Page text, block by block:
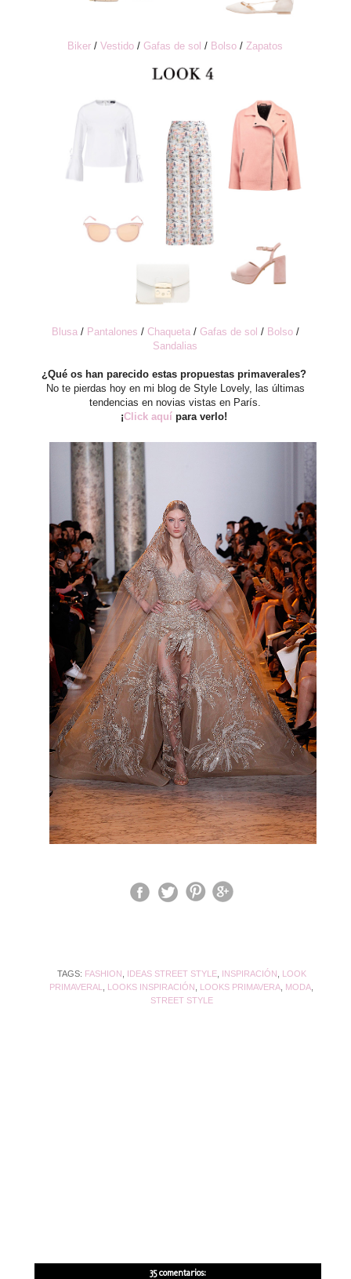
Biker /Vestido /Gafas de sol / Bolso /Zapatos
Blusa / Pantalones / Chaqueta / Gafas de sol / Bolso/
Sandalias
¿Qué os han parecido estas propuestas primaverales?
No te pierdas hoy en mi blog de Style Lovely, las últimas
tendencias en novias vistas en París.
¡Click aquípara verlo!
TAGS: FASHION IDEAS STREET STYLE, INSPIRACIÓN
LOOK
PRIMAVERAL
LOOKS INSPIRACIÓN LOOKS PRIMAVERA MODA
STREET STYLE
35 comentarios: